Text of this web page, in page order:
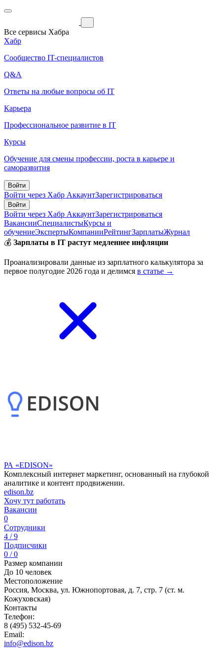
Все сервисы Хабра
Хабр
Сообщество IT-специалистов
Q&A
Ответы на любые вопросы об IT
Карьера
Профессиональное развитие в IT
Курсы
Обучение для смены профессии, роста в карьере и
саморазвития
Войти
Войти через Хабр АккаунтЗарегистрироваться
Войти
Войти через Хабр АккаунтЗарегистрироваться
ВакансииСпециалистыКурсы и
обучениеЭкспертыКомпанииРейтингЗарплатыЖурнал
💰 Зарплаты в IT растут медленнее инфляции
Проанализировали данные из зарплатного калькулятора за
первое полугодие 2026 года и делимся в статье →
РА «EDISON»
Комплексный интернет маркетинг, основанный на глубокой
аналитике и контент продвижении.
edison.bz
Хочу тут работать
Вакансии
0
Сотрудники
4 / 9
Подписчики
0 / 0
Размер компании
До 10 человек
Местоположение
Россия, Москва, ул. Южнопортовая, д. 7, стр. 7 (ст. м.
Кожуховская)
Контакты
Телефон:
8 (495) 532-45-69
Email:
info@edison.bz